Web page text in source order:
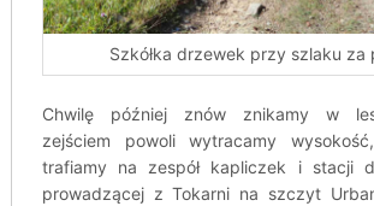
Szkółka drzewek przy szlaku za
Chwilę później znów znikamy w
zejściem powoli wytracamy
trafiamy na zespół kapliczek i stacji
prowadzącej z Tokarni na szczyt